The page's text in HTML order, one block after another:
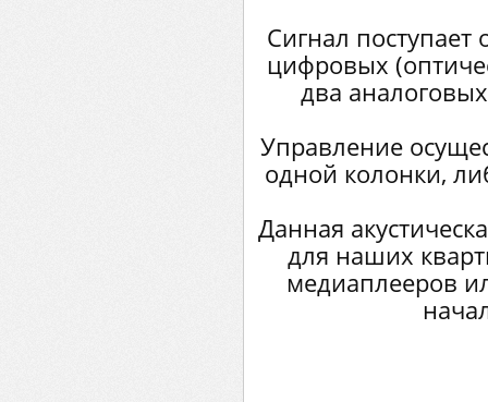
Сигнал поступает
цифровых
два
Управление
одной колонки,
Данная
для наших
медиаплееров